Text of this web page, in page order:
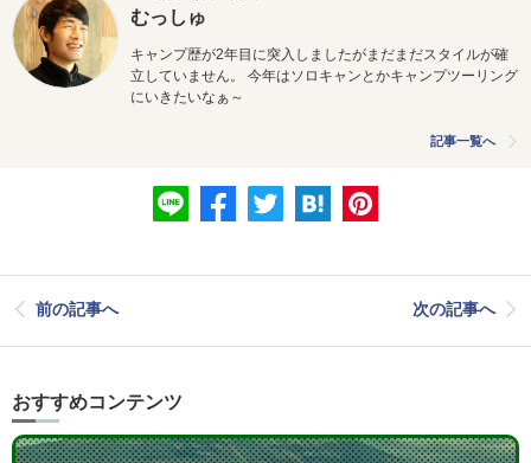
むっしゅ
キャンプ歴が2年目に突入しましたがまだまだスタイルが確
立していません。 今年はソロキャンとかキャンプツーリング
にいきたいなぁ～
記事一覧へ
前の記事へ 次の記事へ
おすすめコンテンツ